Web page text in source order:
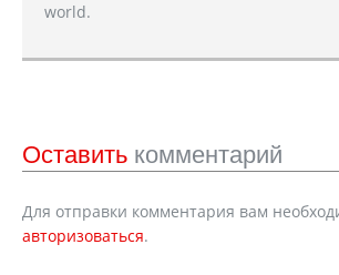
world.
Оставить комментарий
Для отправки комментария вам
авторизоваться.